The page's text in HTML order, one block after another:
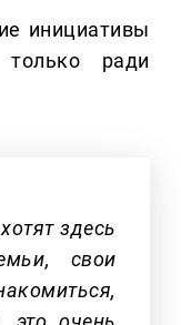
инициативы
ради
здесь
свои